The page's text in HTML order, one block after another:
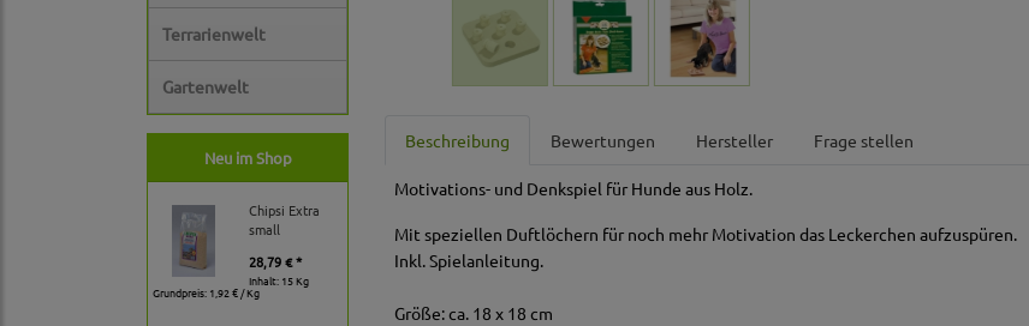
Terrarienwelt
Gartenwelt
Neu im Shop
Chipsi Extra
small
28,79 € *
Inhalt: 15 Kg
Grundpreis: 1,92 € / Kg
Beschreibung Bewertungen Hersteller Frage stellen
Motivations- und Denkspiel für Hunde aus Holz.
Mit speziellen Duftlöchern für noch mehr Motivation das Leckerchen aufzuspüren.
Inkl. Spielanleitung.
Größe: ca. 18 x 18 cm